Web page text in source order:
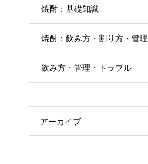
焼酎：基礎知識
焼酎：飲み方・割り方・管理
飲み方・管理・トラブル
アーカイブ